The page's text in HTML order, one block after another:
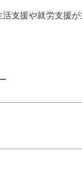
支援や就労支援が